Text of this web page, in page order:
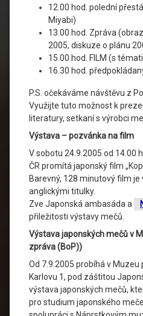
12.00 hod. polední
Miyabi)
13.00 hod. Zpráva
2005, diskuze o plánu
15.00 hod. FILM (s
16.30 hod.
P.S. očekáváme návštěvu z
Využijte tuto možnost k
literatury, setkaní s výrobci
Výstava – pozvánka na film
V sobotu 24.9.2005 od 14.00
ČR promítá japonský film
Barevný, 128 minutový film je
anglickými titulky.
Zve Japonská ambasáda a
přiležitosti výstavy mečů.
Výstava japonských mečů v
zpráva (BoP))
Od 7.9.2005 probíhá v Muzeu
Karlovu 1, pod záštitou
výstava japonských mečů,
pro studium japonského meče